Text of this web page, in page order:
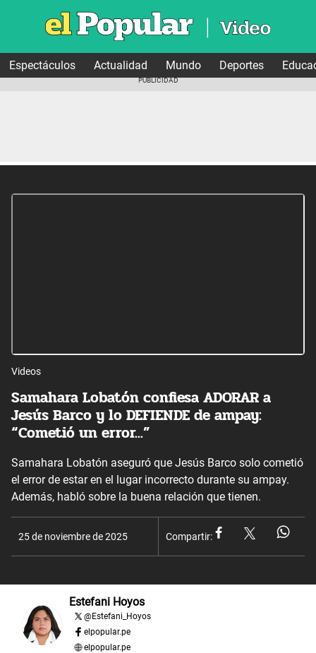
Espectáculos Actualidad Mundo Deportes
Videos
Samahara Lobatón confiesa ADORAR a
Jesús Barco y lo DEFIENDE de ampay:
“Cometió un error...”
Samahara Lobatón aseguró que Jesús Barco solo cometió
el error de estar en el lugar incorrecto durante su ampay.
Además, habló sobre la buena relación que tienen.
25 de noviembre de 2025 Compartir:
Estefani Hoyos
@Estefani_Hoyos
elpopular.pe
elpopular.pe